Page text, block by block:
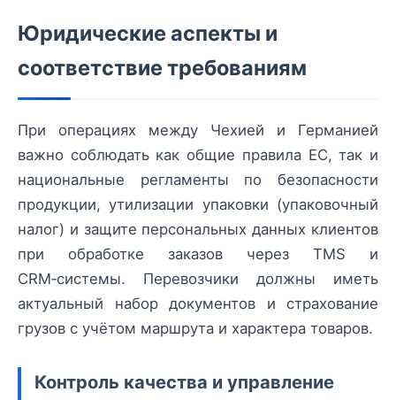
Юридические аспекты и
соответствие требованиям
При операциях между Чехией и Германией
важно соблюдать как общие правила ЕС, так и
национальные регламенты по безопасности
продукции, утилизации упаковки (упаковочный
налог) и защите персональных данных клиентов
при обработке заказов через TMS и
CRM‑системы. Перевозчики должны иметь
актуальный набор документов и страхование
грузов с учётом маршрута и характера товаров.
Контроль качества и управление